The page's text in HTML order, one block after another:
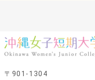
〒901-1304